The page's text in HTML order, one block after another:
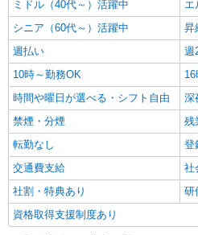
キープ
派遣社員
株式会社kotrio /●FK-H-1288779
《レア》西鉄久
の夜勤専従！週2
◆時給1450円
通費全支給※深夜
西鉄久留米駅
キープ
ミドル（40代～）活躍中
エ
シニア（60代～）活躍中
昇
週払い
週
10時～勤務OK
時間や曜日が選べる・シフト自由
深
禁煙・分煙
残
転勤なし
登
交通費支給
社
社割・特典あり
研
資格取得支援制度あり